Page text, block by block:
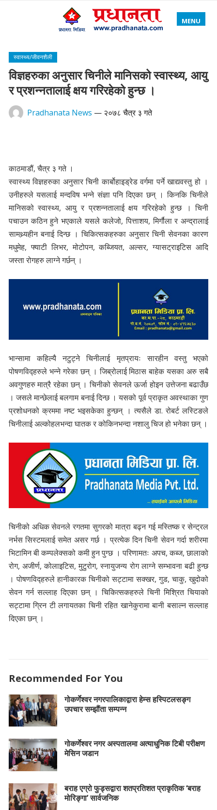
MENU
स्वास्थ्य/जीवनशैली
विज्ञहरुका अनुसार चिनीले मानिसको स्वास्थ्य, आयु
र प्रशन्नतालाई क्षय गरिरहेको हुन्छ ।
Pradhanata News — २०७८ चैत्र ३ गते
काठमाडौं, चैत्र ३ गते ।
स्वास्थ्य विज्ञहरुका अनुसार चिनी कार्बोहाइड्रेड वर्गमा पर्ने खाद्यवस्तु हो ।
उनीहरुले यसलाई मन्दविष भन्ने संज्ञा पनि दिएका छन् । किनकि चिनीले
मानिसको स्वास्थ्य, आयु र प्रशन्नतालाई क्षय गरिरहेको हुन्छ । चिनी
पचाउन कठिन हुने भएकाले यसले कलेजो, पित्ताशय, मिर्गौला र अन्द्रालाई
सामथ्र्यहीन बनाई दिन्छ । चिकित्सकहरुका अनुसार चिनी सेवनका कारण
मधुमेह, फ्याटी लिभर, मोटोपन, कब्जियत, अल्सर, ग्यासट्राइटिस आदि
जस्ता रोगहरु लाग्ने गर्छन् ।
भान्सामा कहिल्यै नटुट्ने चिनीलाई मृतप्रायः सारहीन वस्तु भएको
पोषणविद्हरुले भन्ने गरेका छन् । जिब्रोलाई मिठास बाहेक यसका अरु सबै
अवगुणहरु मात्रै रहेका छन् । चिनीको सेवनले ऊर्जा होइन उत्तेजना बढाउँछ
। जसले मान्छेलाई बलगाम बनाई दिन्छ । यसको पूर्व प्राकृत अवस्थाका गुण
प्रशोधनको क्रममा नष्ट भइसकेका हुन्छन् । त्यसैले डा. रोबर्ट लस्टिङले
चिनीलाई अल्कोहलभन्दा घातक र कोकिनभन्दा नशालु चिज हो भनेका छन् ।
चिनीको अधिक सेवनले रगतमा सुगरको मात्रा बढ्न गई मस्तिष्क र सेन्ट्रल
नर्भस सिस्टमलाई समेत असर गर्छ । प्रत्येक दिन चिनी सेवन गर्दा शरीरमा
भिटामिन बी कम्पलेक्सको कमी हुन पुग्छ । परिणामतः अपच, कब्ज, छालाको
रोग, अजीर्ण, कोलाइटिस, मुटुरोग, स्नायुजन्य रोग लाग्ने सम्भावना बढी हुन्छ
। पोषणविद्हरुले हानीकारक चिनीको सट्टामा सक्खर, गुड, चाकु, खुदोको
सेवन गर्न सल्लाह दिएका छन् । चिकित्सकहरुले चिनी मिश्रित चियाको
सट्टामा ग्रिन टी लगायतका चिनी रहित खानेकुरामा बानी बसाल्न सल्लाह
दिएका छन् ।
Recommended For You
गोकर्णेश्वर नगरपालिकाद्वारा हेम्स हस्पिटलसङ्ग
उपचार सम्झौंता सम्पन्न
गोकर्णेश्वर नगर अस्पतालमा अत्याधुनिक टिबी परीक्षण
मेसिन जडान
बराह एग्रो फुड्सद्वारा शतप्रतिशत प्राकृतिक ‘बराह
मोरिङ्गा’ सार्वजनिक